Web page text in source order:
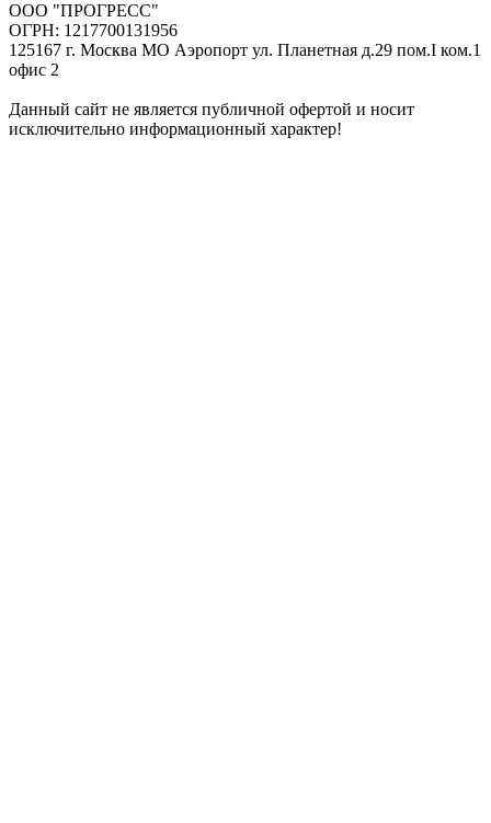
ООО "ПРОГРЕСС"
ОГРН: 1217700131956
125167 г. Москва МО Аэропорт ул. Планетная д.29 пом.I ком.1
офис 2
Данный сайт не является публичной офертой и носит
исключительно информационный характер!